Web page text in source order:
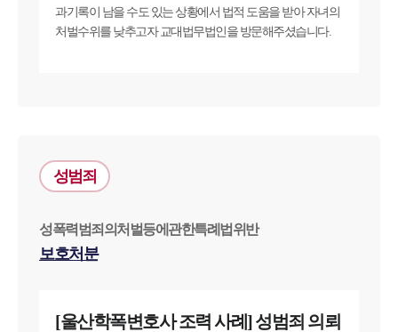
언론보도
공지사항
과기록이 남을 수도 있는 상황에서 법적 도움을 받아 자녀의
처벌수위를 낮추고자 교대법무법인을 방문해주셨습니다.
성범죄
성폭력범죄의처벌등에관한특례법위반
보호처분
[울산학폭변호사 조력 사례] 성범죄 의뢰